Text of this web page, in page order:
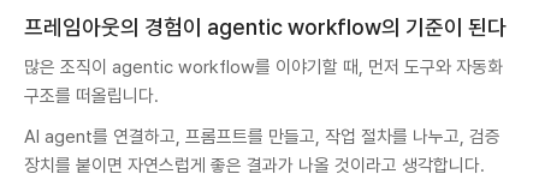
프레임아웃의 경험이 agentic workflow의 기준이 된다
많은 조직이 agentic workflow를 이야기할 때, 먼저 도구와 자동화
구조를 떠올립니다.
AI agent를 연결하고, 프롬프트를 만들고, 작업 절차를 나누고, 검증
장치를 붙이면 자연스럽게 좋은 결과가 나올 것이라고 생각합니다.